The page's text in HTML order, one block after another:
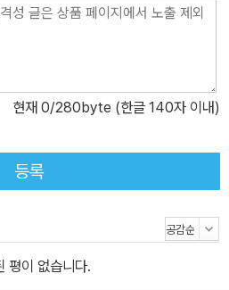
현재 0/280byte (한글 140자 이내)
등록
평이 없습니다.